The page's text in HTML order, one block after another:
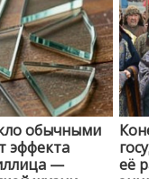
обычными
эффекта
—
её